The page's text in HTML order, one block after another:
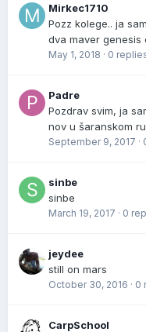
Mirkec1710
Pozz kolege.. ja
dva maver genesis
May 1, 2018 · 0
Padre
Pozdrav svim, ja
nov u šaranskom
September 9, 2017 ·
sinbe
sinbe
March 19, 2017 · 0
jeydee
still on mars
October 30, 2016 · 0
CarpSchool